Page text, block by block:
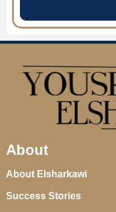
About
About Elsharkawi
Success Stories